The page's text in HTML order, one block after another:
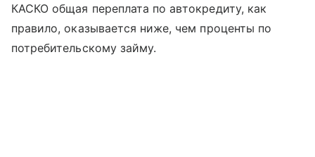
КАСКО общая переплата по автокредиту, как
правило, оказывается ниже, чем проценты по
потребительскому займу.